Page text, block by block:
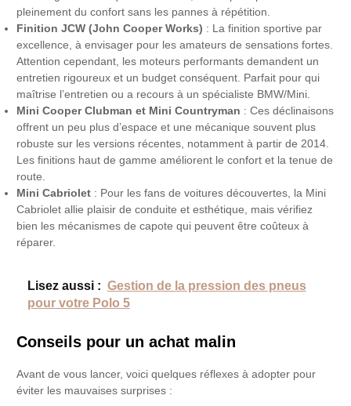
pleinement du confort sans les pannes à répétition.
Finition JCW (John Cooper Works) : La finition sportive par
excellence, à envisager pour les amateurs de sensations fortes.
Attention cependant, les moteurs performants demandent un
entretien rigoureux et un budget conséquent. Parfait pour qui
maîtrise l’entretien ou a recours à un spécialiste BMW/Mini.
Mini Cooper Clubman et Mini Countryman : Ces déclinaisons
offrent un peu plus d’espace et une mécanique souvent plus
robuste sur les versions récentes, notamment à partir de 2014.
Les finitions haut de gamme améliorent le confort et la tenue de
route.
Mini Cabriolet : Pour les fans de voitures découvertes, la Mini
Cabriolet allie plaisir de conduite et esthétique, mais vérifiez
bien les mécanismes de capote qui peuvent être coûteux à
réparer.
Lisez aussi : Gestion de la pression des pneus
pour votre Polo 5
Conseils pour un achat malin
Avant de vous lancer, voici quelques réflexes à adopter pour
éviter les mauvaises surprises :